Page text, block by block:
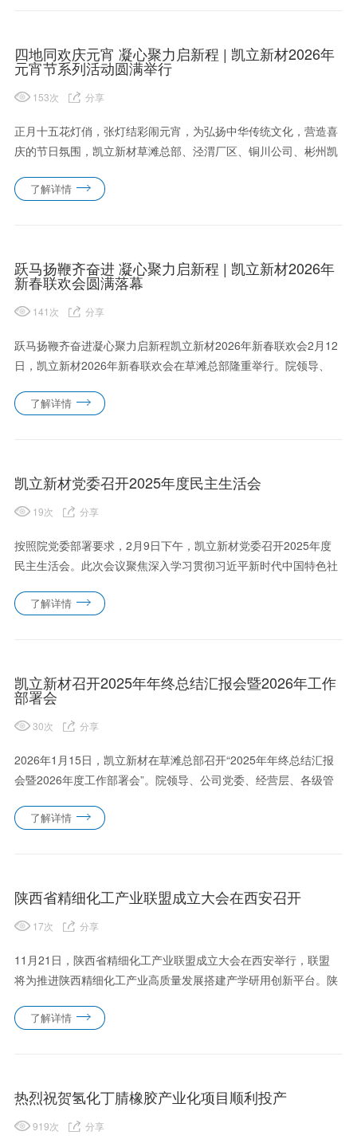
四地同欢庆元宵 凝心聚力启新程 | 凯立新材2026年
元宵节系列活动圆满举行
153次 分享
正月十五花灯俏，张灯结彩闹元宵，为弘扬中华传统文化，营造喜
庆的节日氛围，凯立新材草滩总部、泾渭厂区、铜川公司、彬州凯
一堂，在趣味游戏与浓浓年味中共度佳节，感受公司大家庭的温暖
了解详情
跃马扬鞭齐奋进 凝心聚力启新程 | 凯立新材2026年
新春联欢会圆满落幕
141 次 分享
跃马扬鞭齐奋进凝心聚力启新程凯立新材2026年新春联欢会2月12
日，凯立新材2026年新春联欢会在草滩总部隆重举行。院领导、
春佳节。跃马扬鞭蓄力待发联欢会在气势昂扬的开场舞《旗鼓飞
了解详情
凯立新材党委召开2025年度民主生活会
19次 分享
按照院党委部署要求，2月9日下午，凯立新材党委召开2025年度
民主生活会。此次会议聚焦深入学习贯彻习近平新时代中国特色社
战、持久战的决心和恒心，锲而不舍落实中央八项规定精神，推进
了解详情
凯立新材召开2025年年终总结汇报会暨2026年工作
部署会
30次 分享
2026年1月15日，凯立新材在草滩总部召开“2025年年终总结汇报
会暨2026年度工作部署会”。院领导、公司党委、经营层、各级管
党委副书记、总经理万克柔主持。会议期间，公司各控股子......
了解详情
陕西省精细化工产业联盟成立大会在西安召开
17次 分享
11月21日，陕西省精细化工产业联盟成立大会在西安举行，联盟
将为推进陕西精细化工产业高质量发展搭建产学研用创新平台。陕
合会会长张立岗为联盟揭牌。陕西省精细化工产业联盟是由陕西省
了解详情
热烈祝贺氢化丁腈橡胶产业化项目顺利投产
919次 分享